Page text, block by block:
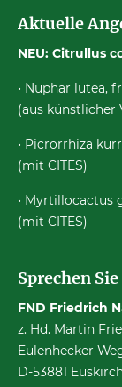
Aktuelle
NEU: Citrullus
• Nuphar lutea,
(aus künstlicher
• Picrorrhiza
(mit CITES)
• Myrtillocactus
(mit CITES)
Sprechen
FND Friedrich
z. Hd. Martin
Eulenhecker
D-53881